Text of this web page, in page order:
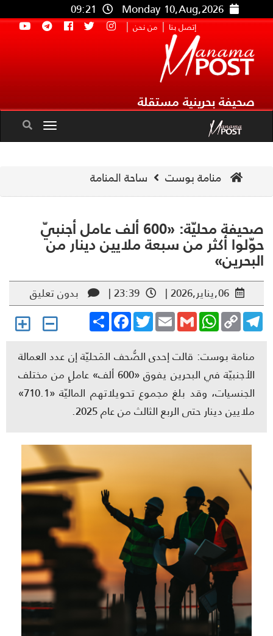
Monday 10,Aug,2026
09:21
إتصل بنا | من نحن |
صحيفة بحرينية مستقلة
Toggle
navigation
منامة بوست ساحة المنامة
صحيفة محليّة: «600 ألف عامل أجنبيّ
أكثر من سبعة ملايين دينار من
06,يناير,2026 | 23:39 |
بدون تعليق
Share
FacebookTwitterEmailGmail
WhatsAppCopy
Link
منامة بوست: قالت إحدى الصُّحف المَحليّة إن عدد العمالة
الأجنبيّة في البحرين يفوق «600 ألف» عاملٍ من مختلف
الجنسيات، وقد بلغ مجموع تحويلاتهم الماليّة «710.1»
ملايين دينار حتى الربع الثالث من عام 2025.